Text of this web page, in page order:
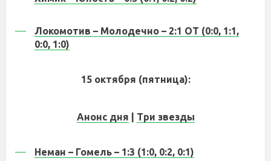
Локомотив – Молодечно – 2:1 ОТ (0:0, 1:1,
0:0, 1:0)
15 октября (пятница):
Анонс дня Три звезды
Неман – Гомель – 1:3 (1:0, 0:2, 0:1)